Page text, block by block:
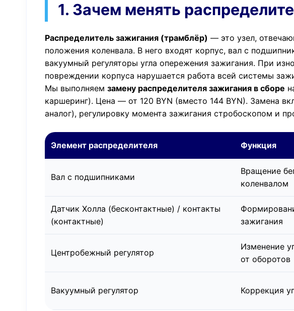
1. Зачем менять
Распределитель зажигания (трамблёр) — это узел,
положения коленвала. В него входят корпус, вал с
вакуумный регуляторы угла опережения зажигания. При
повреждении корпуса нарушается работа всей системы
Мы выполняем замену распределителя зажигания в сборе
каршеринг). Цена — от 120 BYN (вместо 144 BYN). Замена
аналог), регулировку момента зажигания стробоскопом и
Элемент распределителя Функция
Вал с подшипниками
Вращение
коленвалом
Датчик Холла (бесконтактные) / контакты
(контактные)
зажигания
Центробежный регулятор
Изменение
от оборотов
Вакуумный регулятор Коррекция